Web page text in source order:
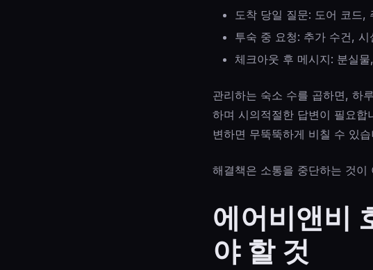
도착 당일 질문: 도어 코드,
투숙 중 요청: 추가 수건,
체크아웃 후 메시지: 분실
관리하는 숙소 수를 곱하면, 하
하며 시의적절한 답변이 필요
변하면 무뚝뚝하게 비칠 수 있습
해결책은 소통을 중단하는 것이
에어비앤비
야 할 것